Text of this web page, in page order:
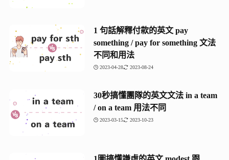
1 句話解釋付款的英文 pay
something / pay for something 文法
不同和用法
2023-04-28 2023-08-24
30秒搞懂團隊的英文文法 in a team
/ on a team 用法不同
2023-03-15 2023-10-23